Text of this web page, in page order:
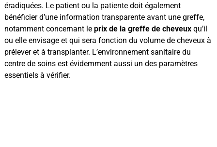
éradiquées. Le patient ou la patiente doit également
bénéficier d’une information transparente avant une greffe,
notamment concernant le prix de la greffe de cheveuxqu’il
ou elle envisage et qui sera fonction du volume de cheveux à
prélever et à transplanter. L’environnement sanitaire du
centre de soins est évidemment aussi un des paramètres
essentiels à vérifier.